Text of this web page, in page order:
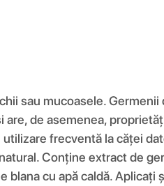
sau mucoasele.
are, de asemenea,
frecventă la căței
Conține extract de
cu apă caldă.